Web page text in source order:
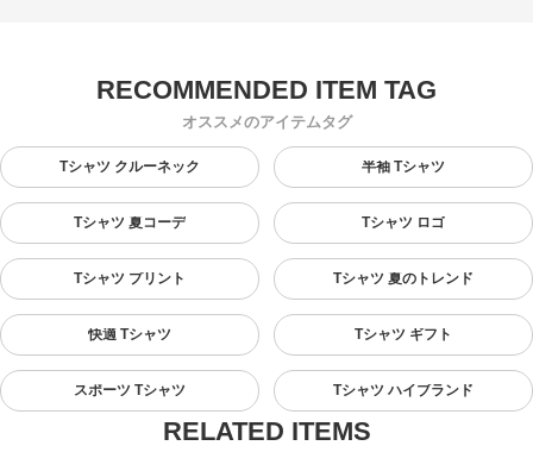
オススメのアイテムタグ
Tシャツ クルーネック 半袖 Tシャツ
Tシャツ 夏コーデ Tシャツ ロゴ
Tシャツ プリント Tシャツ 夏のトレンド
快適 Tシャツ Tシャツ ギフト
スポーツ Tシャツ Tシャツ ハイブランド